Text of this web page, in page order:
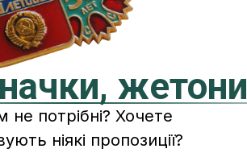
жетони
не потрібні? Хочете
ніякі пропозиції?